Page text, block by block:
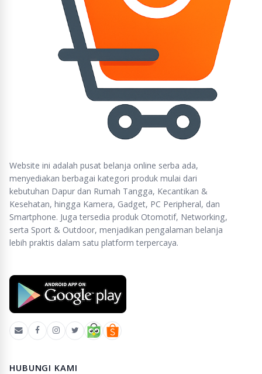
Package Contents
Gigabit PCI Express
Resource CD
Quick Installation Guide
System Requirements
Windows 7(32/
Operating
Storage Temperature:
Operating Humidity:
Storage Humidity:
link.co.id/products/details/cat-11_TG-
Website ini adalah pusat belanja online serba ada,
menyediakan berbagai kategori produk mulai dari
kebutuhan Dapur dan Rumah Tangga, Kecantikan &
Kesehatan, hingga Kamera, Gadget, PC Peripheral, dan
Smartphone. Juga tersedia produk Otomotif, Networking,
serta Sport & Outdoor, menjadikan pengalaman belanja
lebih praktis dalam satu platform terpercaya.
HUBUNGI KAMI